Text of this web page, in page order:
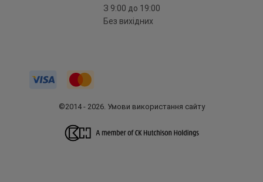
З 9:00 до 19:00
Без вихідних
©2014 - 2026. Умови використання сайту